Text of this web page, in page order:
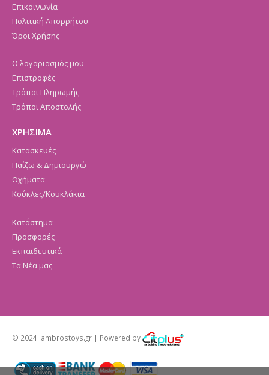
Επικοινωνία
Πολιτική Απορρήτου
Όροι Χρήσης
Ο λογαριασμός μου
Επιστροφές
Τρόποι Πληρωμής
Τρόποι Αποστολής
ΧΡΗΣΙΜΑ
Κατασκευές
Παίζω & Δημιουργώ
Οχήματα
Κούκλες/Κουκλάκια
Κατάστημα
Προσφορές
Εκπαιδευτικά
Τα Νέα μας
© 2024 lambrostoys.gr | Powered by